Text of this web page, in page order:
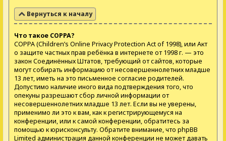
Вернуться к началу
Что такое COPPA?
COPPA (Children’s Online Privacy Protection Act of 1998), или Акт
о защите частных прав ребёнка в интернете от 1998 г. — это
закон Соединённых Штатов, требующий от сайтов, которые
могут собирать информацию от несовершеннолетних младше
13 лет, иметь на это письменное согласие родителей.
Допустимо наличие иного вида подтверждения того, что
опекуны разрешают сбор личной информации от
несовершеннолетних младше 13 лет. Если вы не уверены,
применимо ли это к вам, как к регистрирующемуся на
конференции, или к самой конференции, обратитесь за
помощью к юрисконсульту. Обратите внимание, что phpBB
Limited администрация данной конференции не может давать